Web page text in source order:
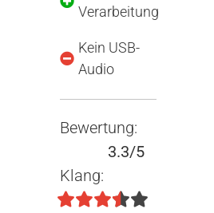
Verarbeitung
Kein USB-
Audio
Bewertung:
3.3/5
Klang: